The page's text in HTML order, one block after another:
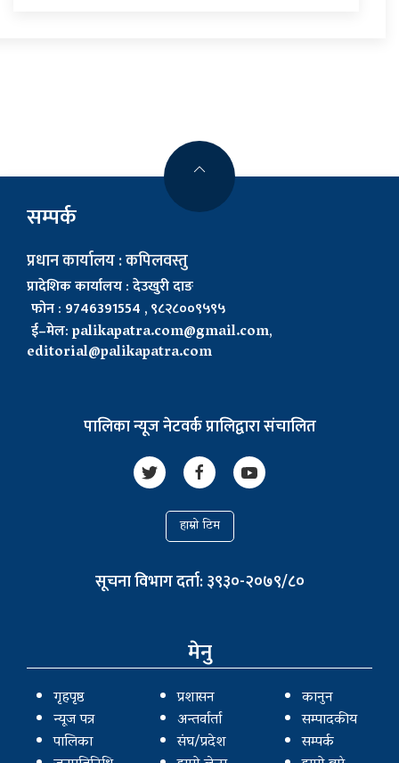
सम्पर्क
प्रधान कार्यालय : कपिलवस्तु
प्रादेशिक कार्यालय : देउखुरी दाङ
फोन : 9746391554 , ९८२८००९५९५
ई–मेल:palikapatra.com@gmail.com,
editorial@palikapatra.com
पालिका न्यूज नेटवर्क प्रालिद्वारा संचालित
हाम्रो टिम
सूचना विभाग दर्ता: ३९३०-२०७९/८०
मेनु
गृहपृष्ठ
न्यूज पत्र
पालिका
प्रशासन
अन्तर्वार्ता
संघ/प्रदेश
कानुन
सम्पादकीय
सम्पर्क